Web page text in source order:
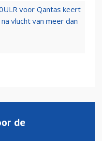
voor Qantas keert
vlucht van meer dan
de